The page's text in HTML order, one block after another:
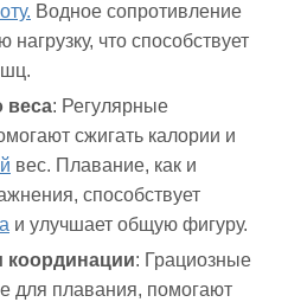
Водное сопротивление
нагрузку, что способствует
веса: Регулярные
сжигать калории и
вес. Плавание, как и
способствует
и улучшает общую фигуру.
координации: Грациозные
для плавания, помогают